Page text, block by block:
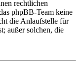
rechtlichen
phpBB-Team keine
die Anlaufstelle für
außer solchen, die